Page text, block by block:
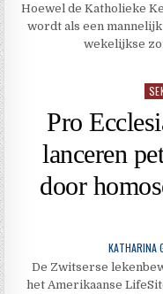
Hoewel de Katholieke
wordt als een
wekelijkse
Pro
lanceren
door
KATHARINA
De Zwitserse
het Amerikaanse